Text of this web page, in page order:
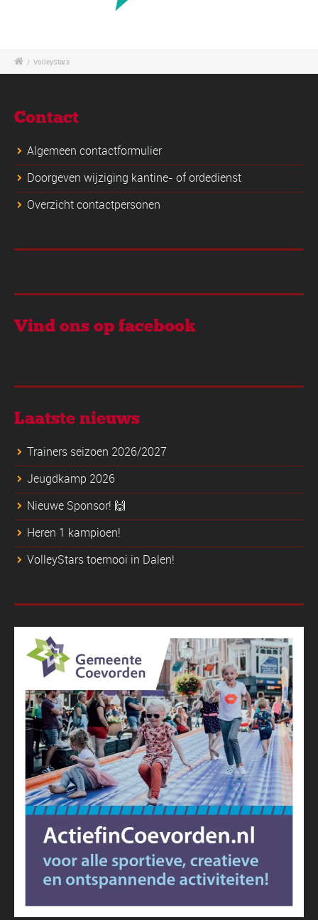
/ VolleyStars
Contact
Algemeen contactformulier
Doorgeven wijziging kantine- of ordedienst
Overzicht contactpersonen
Vind ons op facebook
Laatste nieuws
Trainers seizoen 2026/2027
Jeugdkamp 2026
Nieuwe Sponsor! 🙌
Heren 1 kampioen!
VolleyStars toernooi in Dalen!